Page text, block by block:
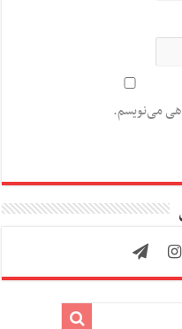
می‌نویسم.